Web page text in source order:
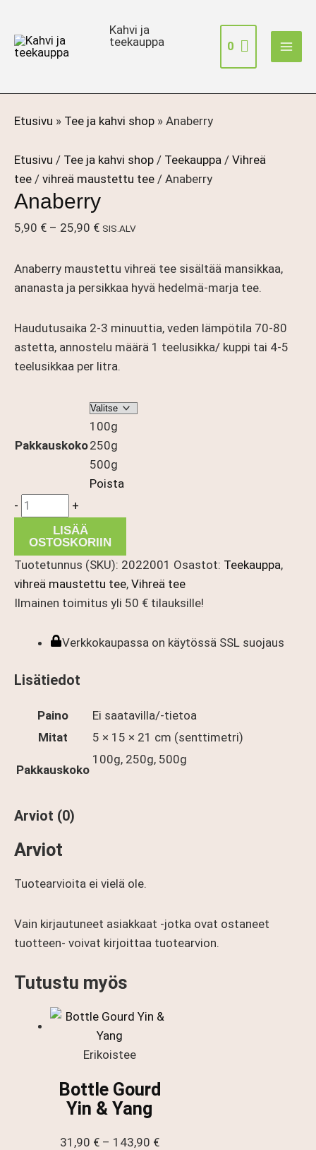
Kahvi ja
teekauppa
0
Etusivu » Tee ja kahvi shop » Anaberry
Etusivu / Tee ja kahvi shop / Teekauppa / Vihreä
tee / vihreä maustettu tee / Anaberry
Anaberry
5,90 € – 25,90 €Hintaluokka:
-
25,90 €
SIS.ALV
Anaberry maustettu vihreä tee sisältää mansikkaa,
ananasta ja persikkaa hyvä hedelmä-marja tee.
Haudutusaika 2-3 minuuttia, veden lämpötila 70-80
astetta, annostelu määrä 1 teelusikka/ kuppi tai 4-5
teelusikkaa per litra.
Pakkauskoko
100g
250g
500g
Poista
- Anaberry
määrä
+
LISÄÄ
OSTOSKORIIN
Tuotetunnus (SKU): 2022001 Osastot: Teekauppa,
vihreä maustettu tee, Vihreä tee
Ilmainen toimitus yli 50 € tilauksille!
Verkkokaupassa on käytössä SSL suojaus
Lisätiedot
Paino
Ei saatavilla/-tietoa
Mitat
5 × 15 × 21 cm (senttimetri)
Pakkauskoko
100g, 250g, 500g
Arviot (0)
Arviot
Tuotearvioita ei vielä ole.
Vain kirjautuneet asiakkaat -jotka ovat ostaneet
tuotteen- voivat kirjoittaa tuotearvion.
Tutustu myös
Erikoistee
Bottle Gourd
Yin & Yang
31,90 € – 143,90 €Hintaluokka: